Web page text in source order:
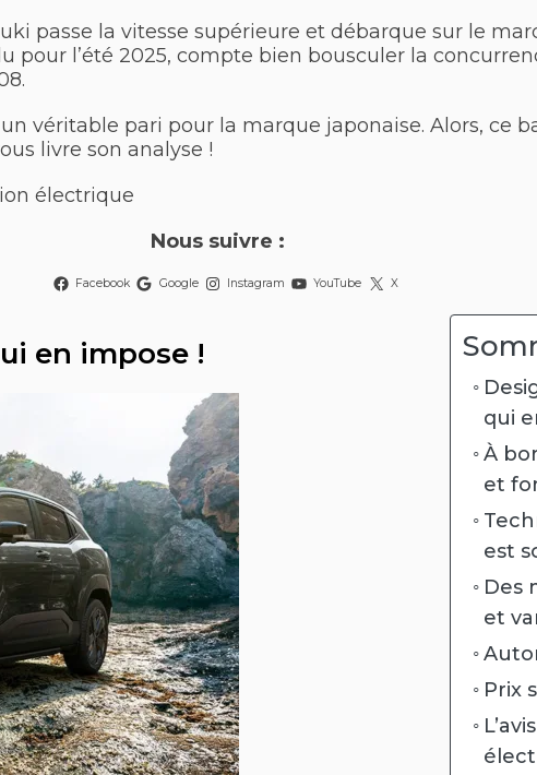
passe la vitesse supérieure et débarque sur le
pour l’été 2025, compte bien bousculer la
véritable pari pour la marque japonaise. Alors, ce
livre son analyse !
électrique
Nous suivre :
Facebook Google Instagram YouTube X
en impose !
qui
À
et
est
Des
et
Prix